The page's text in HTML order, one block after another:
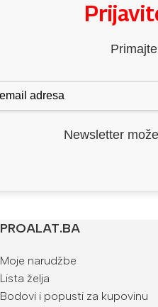
Newsletter
PROALAT.BA
Moje narudžbe
Lista želja
Bodovi i popusti za kupovinu